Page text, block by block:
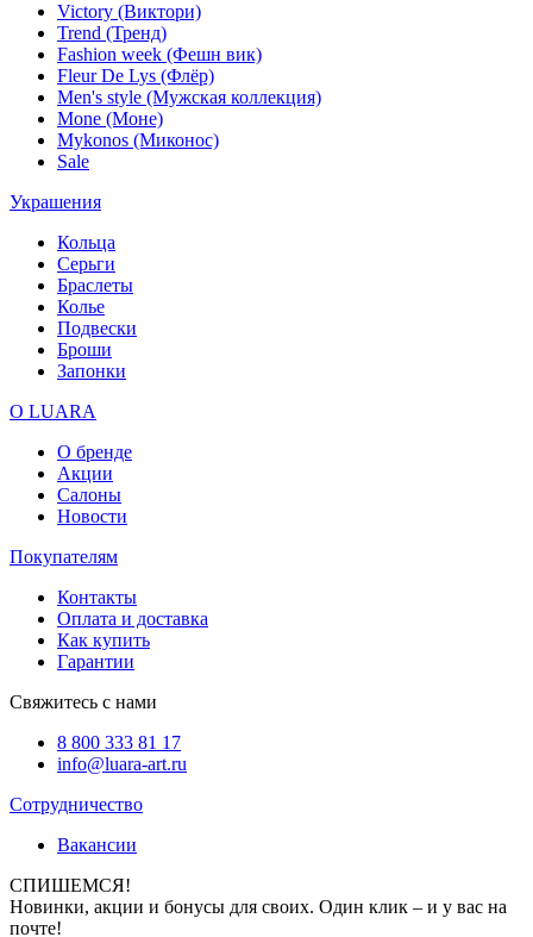
Victory (Виктори)
Trend (Тренд)
Fashion week (Фешн вик)
Fleur De Lys (Флёр)
Men's style (Мужская коллекция)
Mone (Моне)
Mykonos (Миконос)
Sale
Украшения
Кольца
Серьги
Браслеты
Колье
Подвески
Броши
Запонки
О LUARA
О бренде
Акции
Салоны
Новости
Покупателям
Контакты
Оплата и доставка
Как купить
Гарантии
Свяжитесь с нами
8 800 333 81 17
info@luara-art.ru
Сотрудничество
Вакансии
СПИШЕМСЯ!
Новинки, акции и бонусы для своих. Один клик – и у вас на
почте!